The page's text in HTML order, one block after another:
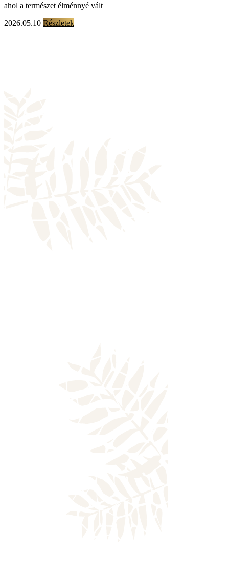
ahol a természet élménnyé vált
2026.05.10 Részletek